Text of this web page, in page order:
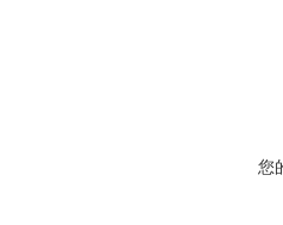
您